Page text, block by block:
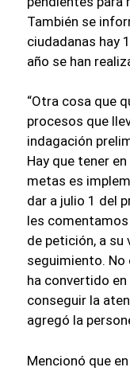
También se
ciudadanas hay
año se han
“Otra cosa que
procesos que
indagación
Hay que tener
metas es
dar a julio 1 del
les
de petición, a su
seguimiento. No
ha convertido
conseguir la
agregó la
Mencionó que